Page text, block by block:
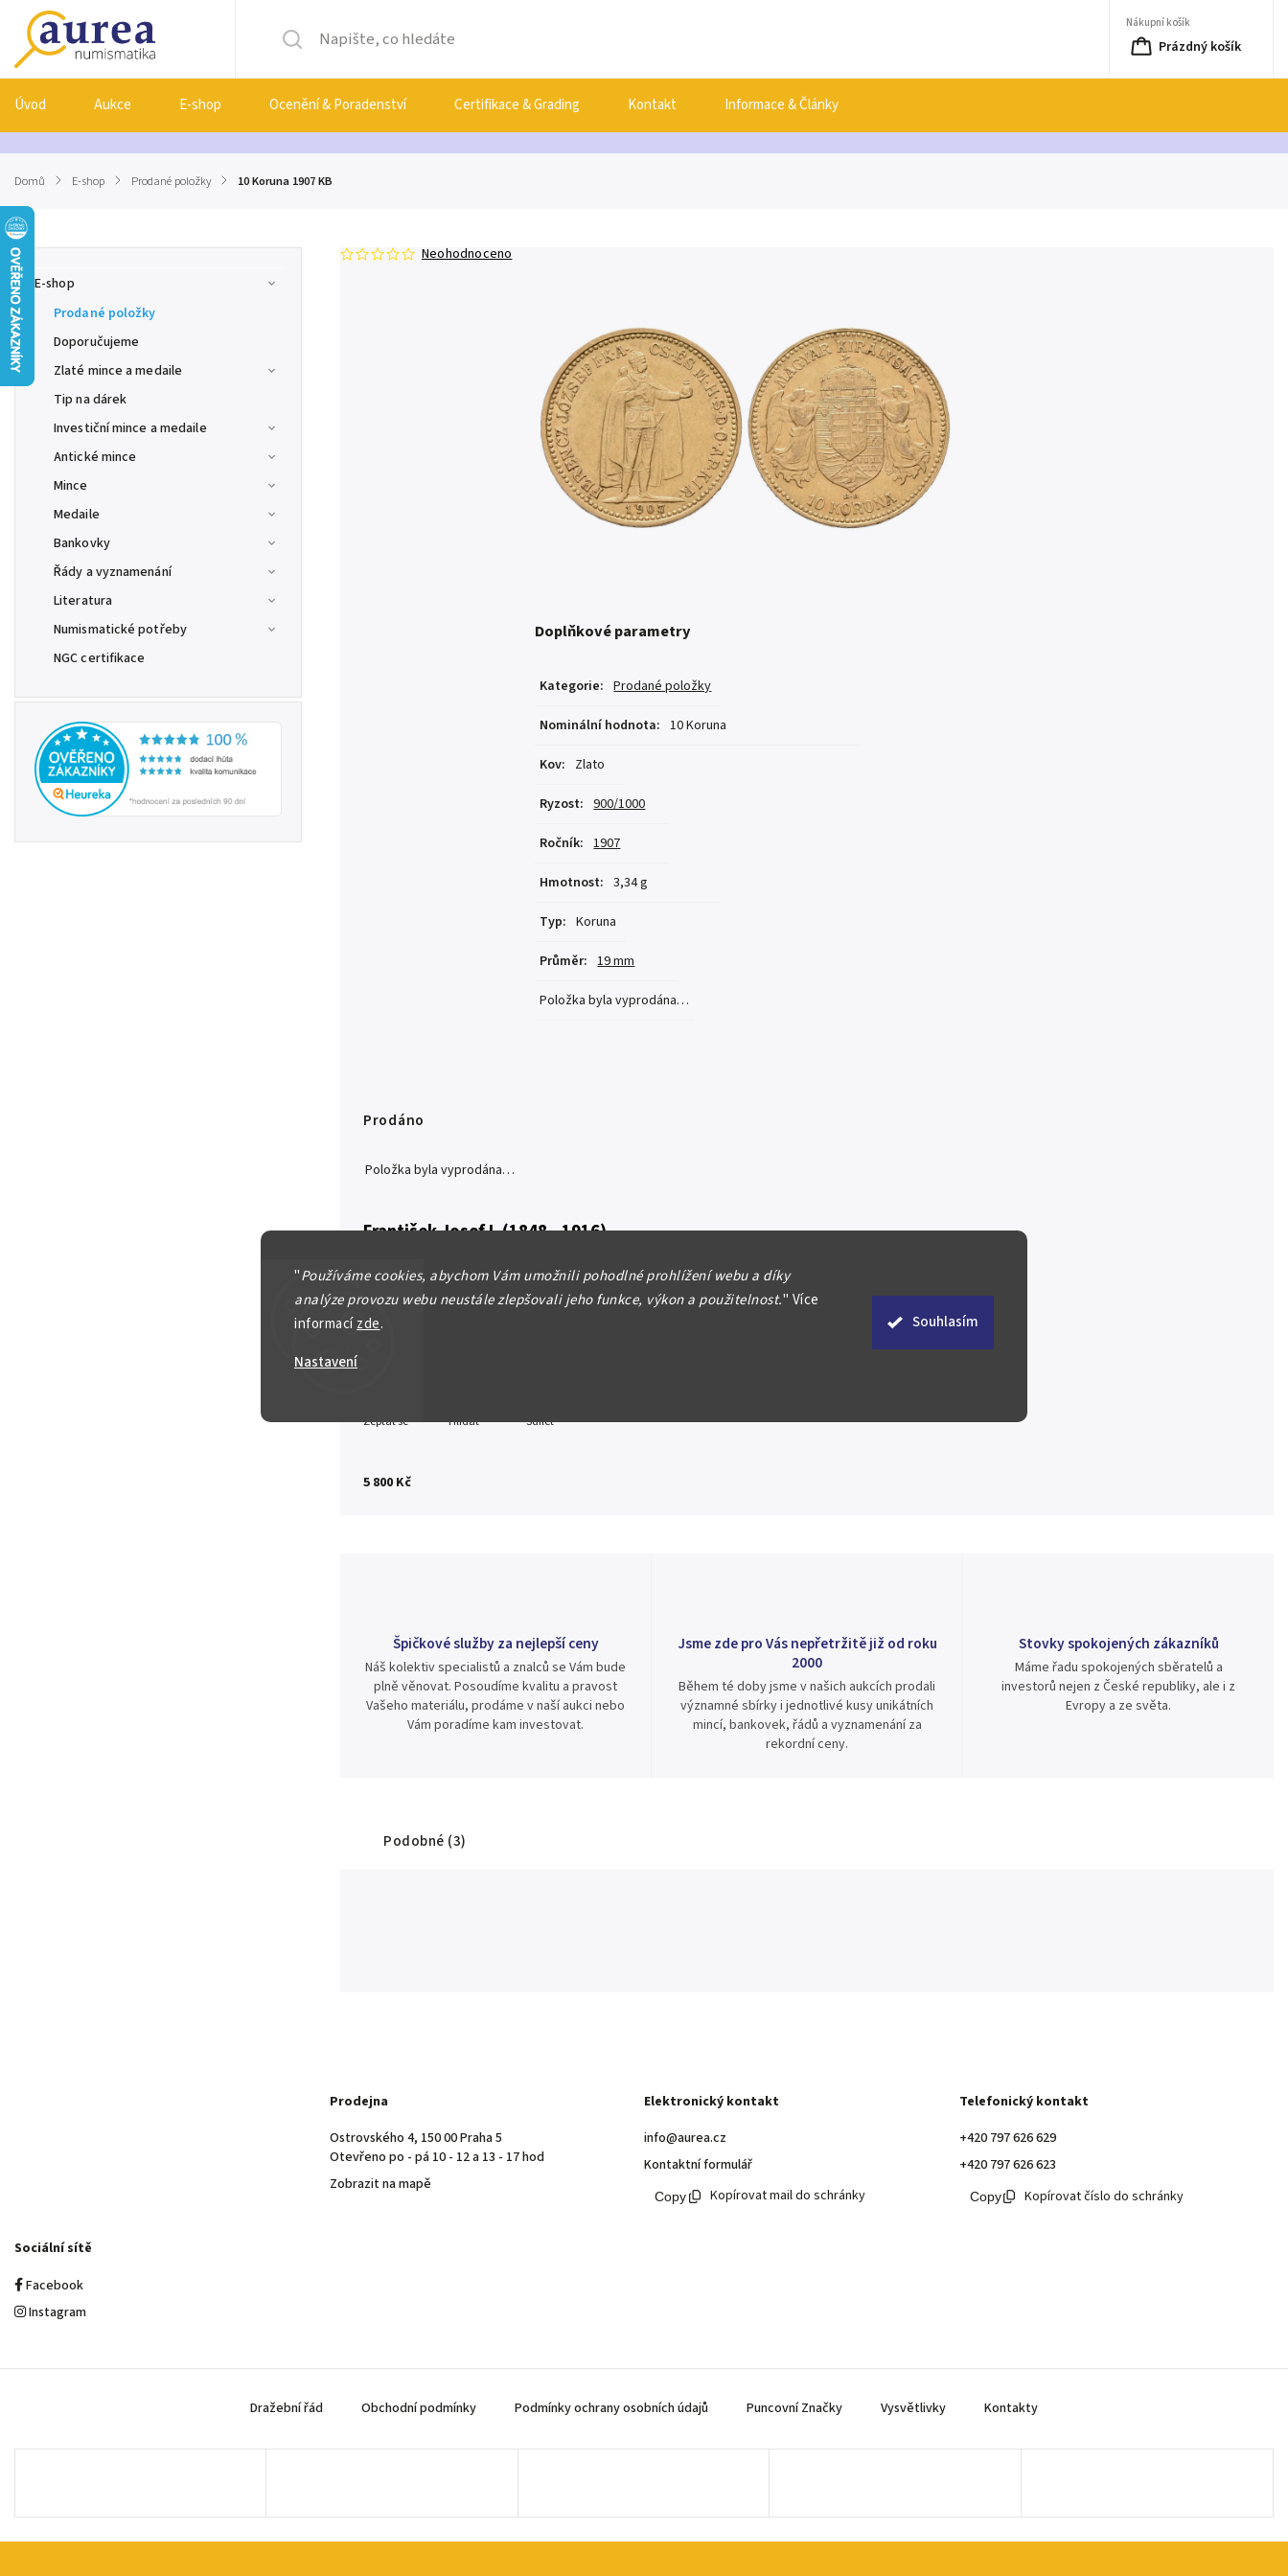
"Používáme cookies, abychom Vám umožnili pohodlné prohlížení webu a díky
analýze provozu webu neustále zlepšovali jeho funkce, výkon a použitelnost." Více
informacízde.
Nastavení
Souhlasím
Nákupní košík
Prázdný košík
Úvod Aukce E-shop Ocenění & Poradenství Certifikace & Grading Kontakt Informace & Články
Domů / E-shop / Prodané položky / 10 Koruna 1907 KB
E-shop
Prodané položky
Doporučujeme
Zlaté mince a medaile
Tip na dárek
Investiční mince a medaile
Antické mince
Mince
Medaile
Bankovky
Řády a vyznamenání
Literatura
Numismatické potřeby
NGC certifikace
Neohodnoceno
Doplňkové parametry
Kategorie: Prodané položky
Nominální hodnota: 10 Koruna
Kov: Zlato
Ryzost: 900/1000
Ročník: 1907
Hmotnost: 3,34 g
Typ: Koruna
Průměr: 19 mm
Položka byla vyprodána…
5 800 Kč
Prodáno
Položka byla vyprodána…
František Josef I. (1848 - 1916)
10 Koruna 1907 KB, Ves. 149
Detailní informace
Zeptat se Hlídat Sdílet
Špičkové služby za nejlepší ceny
Náš kolektiv specialistů a znalců se Vám bude
plně věnovat. Posoudíme kvalitu a pravost
Vašeho materiálu, prodáme v naší aukci nebo
Vám poradíme kam investovat.
Jsme zde pro Vás nepřetržitě již od roku
2000
Během té doby jsme v našich aukcích prodali
významné sbírky i jednotlivé kusy unikátních
mincí, bankovek, řádů a vyznamenání za
rekordní ceny.
Stovky spokojených zákazníků
Máme řadu spokojených sběratelů a
investorů nejen z České republiky, ale i z
Evropy a ze světa.
Podobné (3)
Prodejna
Ostrovského 4, 150 00 Praha 5
Otevřeno po - pá 10 - 12 a 13 - 17 hod
Zobrazit na mapě
Elektronický kontakt
info@aurea.cz
Kontaktní formulář
Kopírovat mail do schránky
Telefonický kontakt
+420 797 626 629
+420 797 626 623
Kopírovat číslo do schránky
Sociální sítě
Facebook
Instagram
Dražební řád Obchodní podmínky Podmínky ochrany osobních údajů Puncovní Značky Vysvětlivky Kontakty